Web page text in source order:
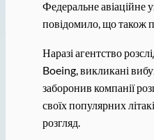
Федеральне авіаційне
повідомило, що також
Наразі агентство
Boeing, викликані
заборонив компанії
своїх популярних
розгляд.